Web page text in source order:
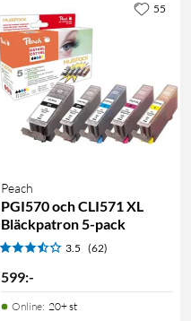
Peach
PGI570 och CLI571 XL
Bläckpatron 5-pack
3.5 (62)
599:-
Online: 20+ st
55